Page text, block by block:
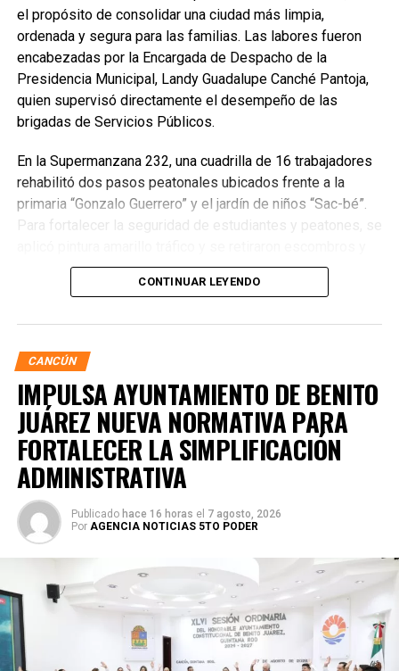
el propósito de consolidar una ciudad más limpia,
ordenada y segura para las familias. Las labores fueron
encabezadas por la Encargada de Despacho de la
Presidencia Municipal, Landy Guadalupe Canché Pantoja,
quien supervisó directamente el desempeño de las
brigadas de Servicios Públicos.
En la Supermanzana 232, una cuadrilla de 16 trabajadores
rehabilitó dos pasos peatonales ubicados frente a la
primaria “Gonzalo Guerrero” y el jardín de niños “Sac-bé”.
Para fortalecer la seguridad de estudiantes y peatones, se
residuos vegetales acumulados en la zona. Estas
acciones buscan garantizar entornos escolares más
Posteriormente, en la Supermanzana 238, se atendió la
solicitud de vecinos mediante el desazolve de un pozo
pluvial localizado en el cruce de la Calle 53 con Calle 112.
Con apoyo de una máquina perforadora y una unidad
CONTINUAR LEYENDO
CANCÚN
IMPULSA AYUNTAMIENTO DE BENITO
JUÁREZ NUEVA NORMATIVA PARA
FORTALECER LA SIMPLIFICACIÓN
ADMINISTRATIVA
Publicado hace 16 horas el 7 agosto, 2026
Por AGENCIA NOTICIAS 5TO PODER